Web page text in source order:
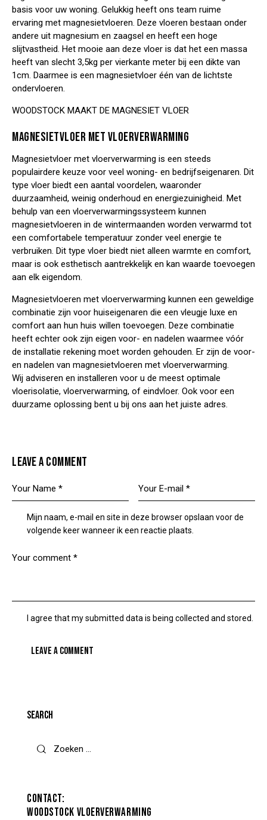
basis voor uw woning. Gelukkig heeft ons team ruime
ervaring met magnesietvloeren. Deze vloeren bestaan onder
andere uit magnesium en zaagsel en heeft een hoge
slijtvastheid. Het mooie aan deze vloer is dat het een massa
heeft van slecht 3,5kg per vierkante meter bij een dikte van
1cm. Daarmee is een magnesietvloer één van de lichtste
ondervloeren.
WOODSTOCK MAAKT DE MAGNESIET VLOER
MAGNESIETVLOER MET VLOERVERWARMING
Magnesietvloer met vloerverwarming is een steeds
populairdere keuze voor veel woning- en bedrijfseigenaren. Dit
type vloer biedt een aantal voordelen, waaronder
duurzaamheid, weinig onderhoud en energiezuinigheid. Met
behulp van een vloerverwarmingssysteem kunnen
magnesietvloeren in de wintermaanden worden verwarmd tot
een comfortabele temperatuur zonder veel energie te
verbruiken. Dit type vloer biedt niet alleen warmte en comfort,
maar is ook esthetisch aantrekkelijk en kan waarde toevoegen
aan elk eigendom.
Magnesietvloeren met vloerverwarming kunnen een geweldige
combinatie zijn voor huiseigenaren die een vleugje luxe en
comfort aan hun huis willen toevoegen. Deze combinatie
heeft echter ook zijn eigen voor- en nadelen waarmee vóór
de installatie rekening moet worden gehouden. Er zijn de voor-
en nadelen van magnesietvloeren met vloerverwarming.
Wij adviseren en installeren voor u de meest optimale
vloerisolatie, vloerverwarming, of eindvloer. Ook voor een
duurzame oplossing bent u bij ons aan het juiste adres.
LEAVE A COMMENT
Mijn naam, e-mail en site in deze browser opslaan voor de
volgende keer wanneer ik een reactie plaats.
I agree that my submitted data is being collected and stored.
SEARCH
CONTACT:
WOODSTOCK VLOERVERWARMING